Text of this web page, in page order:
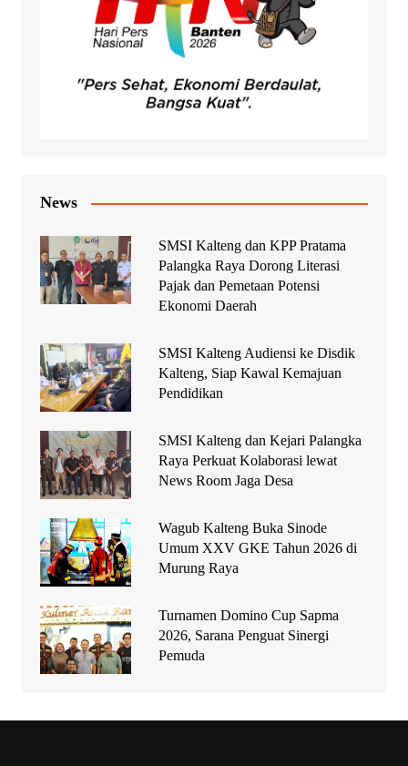
News
SMSI Kalteng dan KPP Pratama
Palangka Raya Dorong Literasi
Pajak dan Pemetaan Potensi
Ekonomi Daerah
SMSI Kalteng Audiensi ke Disdik
Kalteng, Siap Kawal Kemajuan
Pendidikan
SMSI Kalteng dan Kejari Palangka
Raya Perkuat Kolaborasi lewat
News Room Jaga Desa
Wagub Kalteng Buka Sinode
Umum XXV GKE Tahun 2026 di
Murung Raya
Turnamen Domino Cup Sapma
2026, Sarana Penguat Sinergi
Pemuda